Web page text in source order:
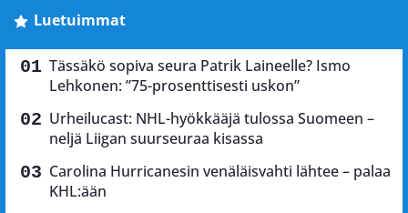
Luetuimmat
Tässäkö sopiva seura Patrik Laineelle? Ismo
Lehkonen: ”75-prosenttisesti uskon”
Urheilucast: NHL-hyökkääjä tulossa Suomeen –
neljä Liigan suurseuraa kisassa
Carolina Hurricanesin venäläisvahti lähtee – palaa
KHL:ään